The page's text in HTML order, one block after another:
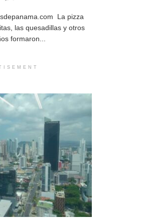
La pizza
las quesadillas y otros
formaron...